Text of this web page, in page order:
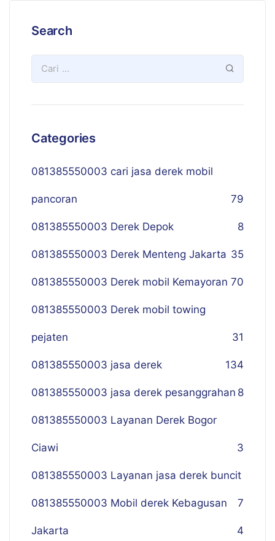
Search
Categories
081385550003 cari jasa derek mobil
pancoran 79
081385550003 Derek Depok 8
081385550003 Derek Menteng Jakarta 35
081385550003 Derek mobil Kemayoran 70
081385550003 Derek mobil towing
pejaten 31
081385550003 jasa derek 134
081385550003 jasa derek pesanggrahan 8
081385550003 Layanan Derek Bogor
Ciawi 3
081385550003 Layanan jasa derek buncit
7
081385550003 Mobil derek Kebagusan
Jakarta 4